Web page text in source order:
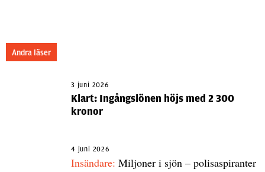
Andra läser
3 juni 2026
Klart: Ingångslönen höjs med 2 300
kronor
4 juni 2026
Insändare: Miljoner i sjön – polisaspiranter